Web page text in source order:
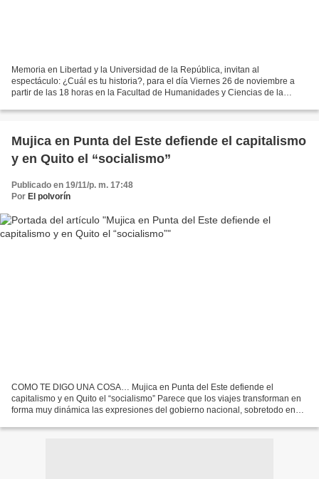
Memoria en Libertad y la Universidad de la República, invitan al
espectáculo: ¿Cuál es tu historia?, para el día Viernes 26 de noviembre a
partir de las 18 horas en la Facultad de Humanidades y Ciencias de la
Mujica en Punta del Este defiende el capitalismo
y en Quito el “socialismo”
Publicado en 19/11/p. m. 17:48
Por El polvorín
COMO TE DIGO UNA COSA… Mujica en Punta del Este defiende el
capitalismo y en Quito el “socialismo” Parece que los viajes transforman en
forma muy dinámica las expresiones del gobierno nacional, sobretodo en